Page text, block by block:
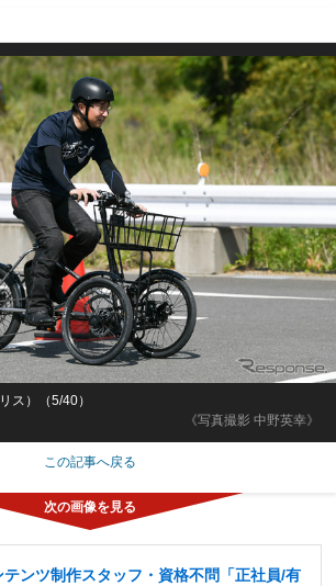
《写真撮影 中野英幸》
ス）（5/40）
この記事へ戻る
テンツ制作スタッフ・資格不問「正社員/有